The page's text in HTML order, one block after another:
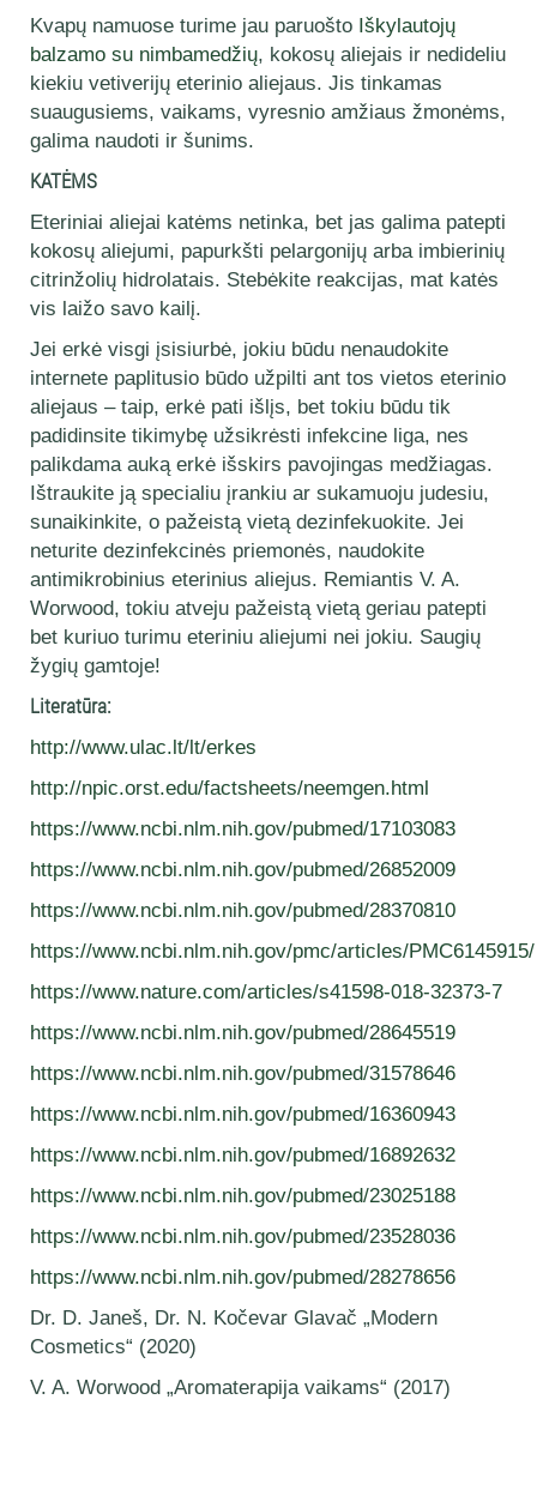
Kvapų namuose turime jau paruošto Iškylautojų
balzamo su nimbamedžių, kokosų aliejais ir nedideliu
kiekiu vetiverijų eterinio aliejaus. Jis tinkamas
suaugusiems, vaikams, vyresnio amžiaus žmonėms,
galima naudoti ir šunims.
KATĖMS
Eteriniai aliejai katėms netinka, bet jas galima patepti
kokosų aliejumi, papurkšti pelargonijų arba imbierinių
citrinžolių hidrolatais. Stebėkite reakcijas, mat katės
vis laižo savo kailį.
Jei erkė visgi įsisiurbė, jokiu būdu nenaudokite
internete paplitusio būdo užpilti ant tos vietos eterinio
aliejaus – taip, erkė pati išlįs, bet tokiu būdu tik
padidinsite tikimybę užsikrėsti infekcine liga, nes
palikdama auką erkė išskirs pavojingas medžiagas.
Ištraukite ją specialiu įrankiu ar sukamuoju judesiu,
sunaikinkite, o pažeistą vietą dezinfekuokite. Jei
neturite dezinfekcinės priemonės, naudokite
antimikrobinius eterinius aliejus. Remiantis V. A.
Worwood, tokiu atveju pažeistą vietą geriau patepti
bet kuriuo turimu eteriniu aliejumi nei jokiu. Saugių
žygių gamtoje!
Literatūra:
http://www.ulac.lt/lt/erkes
http://npic.orst.edu/factsheets/neemgen.html
https://www.ncbi.nlm.nih.gov/pubmed/17103083
https://www.ncbi.nlm.nih.gov/pubmed/26852009
https://www.ncbi.nlm.nih.gov/pubmed/28370810
https://www.ncbi.nlm.nih.gov/pmc/articles/PMC6145915/
https://www.nature.com/articles/s41598-018-32373-7
https://www.ncbi.nlm.nih.gov/pubmed/28645519
https://www.ncbi.nlm.nih.gov/pubmed/31578646
https://www.ncbi.nlm.nih.gov/pubmed/16360943
https://www.ncbi.nlm.nih.gov/pubmed/16892632
https://www.ncbi.nlm.nih.gov/pubmed/23025188
https://www.ncbi.nlm.nih.gov/pubmed/23528036
https://www.ncbi.nlm.nih.gov/pubmed/28278656
Dr. D. Janeš, Dr. N. Kočevar Glavač „Modern
Cosmetics“ (2020)
V. A. Worwood „Aromaterapija vaikams“ (2017)